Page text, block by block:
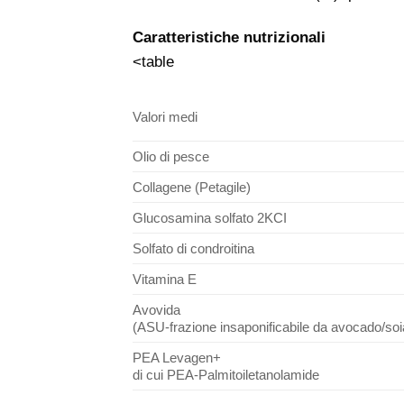
Caratteristiche nutrizionali
<table
Valori medi
Olio di pesce
Collagene (Petagile)
Glucosamina solfato 2KCI
Solfato di condroitina
Vitamina E
Avovida
(ASU-frazione insaponificabile da avocado/
PEA Levagen+
di cui PEA-Palmitoiletanolamide